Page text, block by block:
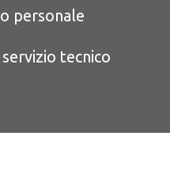
personale
tecnico